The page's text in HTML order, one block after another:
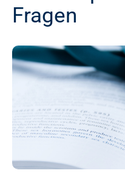
Fragen